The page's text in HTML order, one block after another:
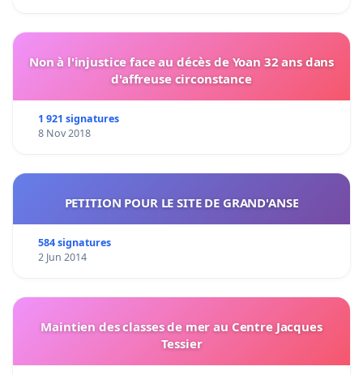
Non à l'injustice face au décès de Yoan 32 ans dans
d'affreuse circonstance
1 921 signatures
8 Nov 2018
PETITION POUR LE SITE DE GRAND'ANSE
584 signatures
2 Jun 2014
Maintien des classes de mer au Centre Jacques
Tessier